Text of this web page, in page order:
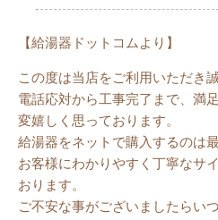
【給湯器ドットコムより】
この度は当店をご利用いただき
電話応対から工事完了まで、満
変嬉しく思っております。
給湯器をネットで購入するのは
お客様にわかりやすく丁寧なサ
おります。
ご不安な事がございましたらい